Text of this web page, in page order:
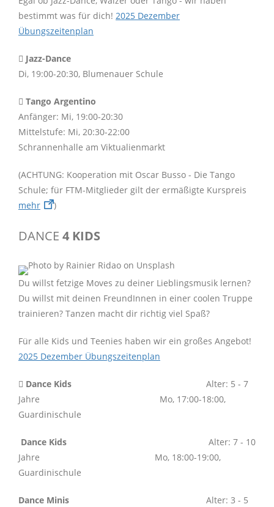
bestimmt was für dich! 2025 Dezember
Übungszeitenplan
Jazz-Dance
Di, 19:00-20:30, Blumenauer Schule
Tango Argentino
Anfänger: Mi, 19:00-20:30
Mittelstufe: Mi, 20:30-22:00
Schrannenhalle am Viktualienmarkt
(ACHTUNG: Kooperation mit Oscar Busso - Die Tango
Schule; für FTM-Mitglieder gilt der ermäßigte Kurspreis
mehr
)
DANCE 4 KIDS
Du willst fetzige Moves zu deiner Lieblingsmusik lernen?
Du willst mit deinen FreundInnen in einer coolen Truppe
trainieren? Tanzen macht dir richtig viel Spaß?
Für alle Kids und Teenies haben wir ein großes Angebot!
2025 Dezember Übungszeitenplan
Dance Kids Alter: 5 - 7
Jahre Mo, 17:00-18:00,
Guardinischule
Dance Kids
Alter: 7 - 10
Jahre Mo, 18:00-19:00,
Guardinischule
Dance Minis
Alter: 3 - 5